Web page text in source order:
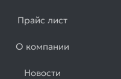
Прайс лист
О компании
Новости